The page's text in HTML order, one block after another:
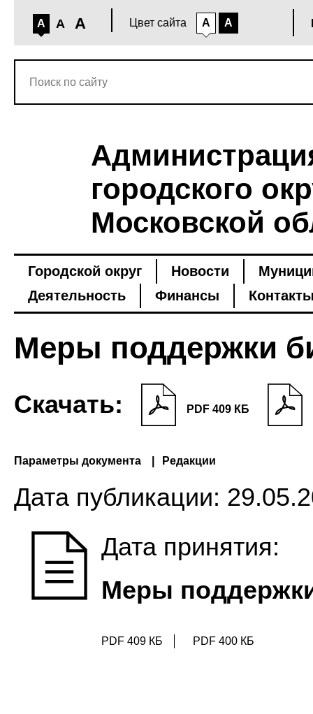
A A A Цвет сайта A A
городского
Московской
Городской округ Новости
Деятельность
Финансы
Меры поддержки
Скачать: PDF 409 КБ
Параметры документа Редакции
Дата публикации:
Дата принятия:
Меры
PDF 409 КБ PDF 400 КБ